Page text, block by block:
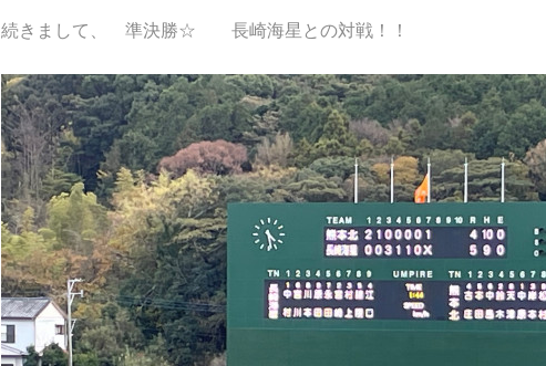
続きまして、 準決勝☆ 長崎海星との対戦！！